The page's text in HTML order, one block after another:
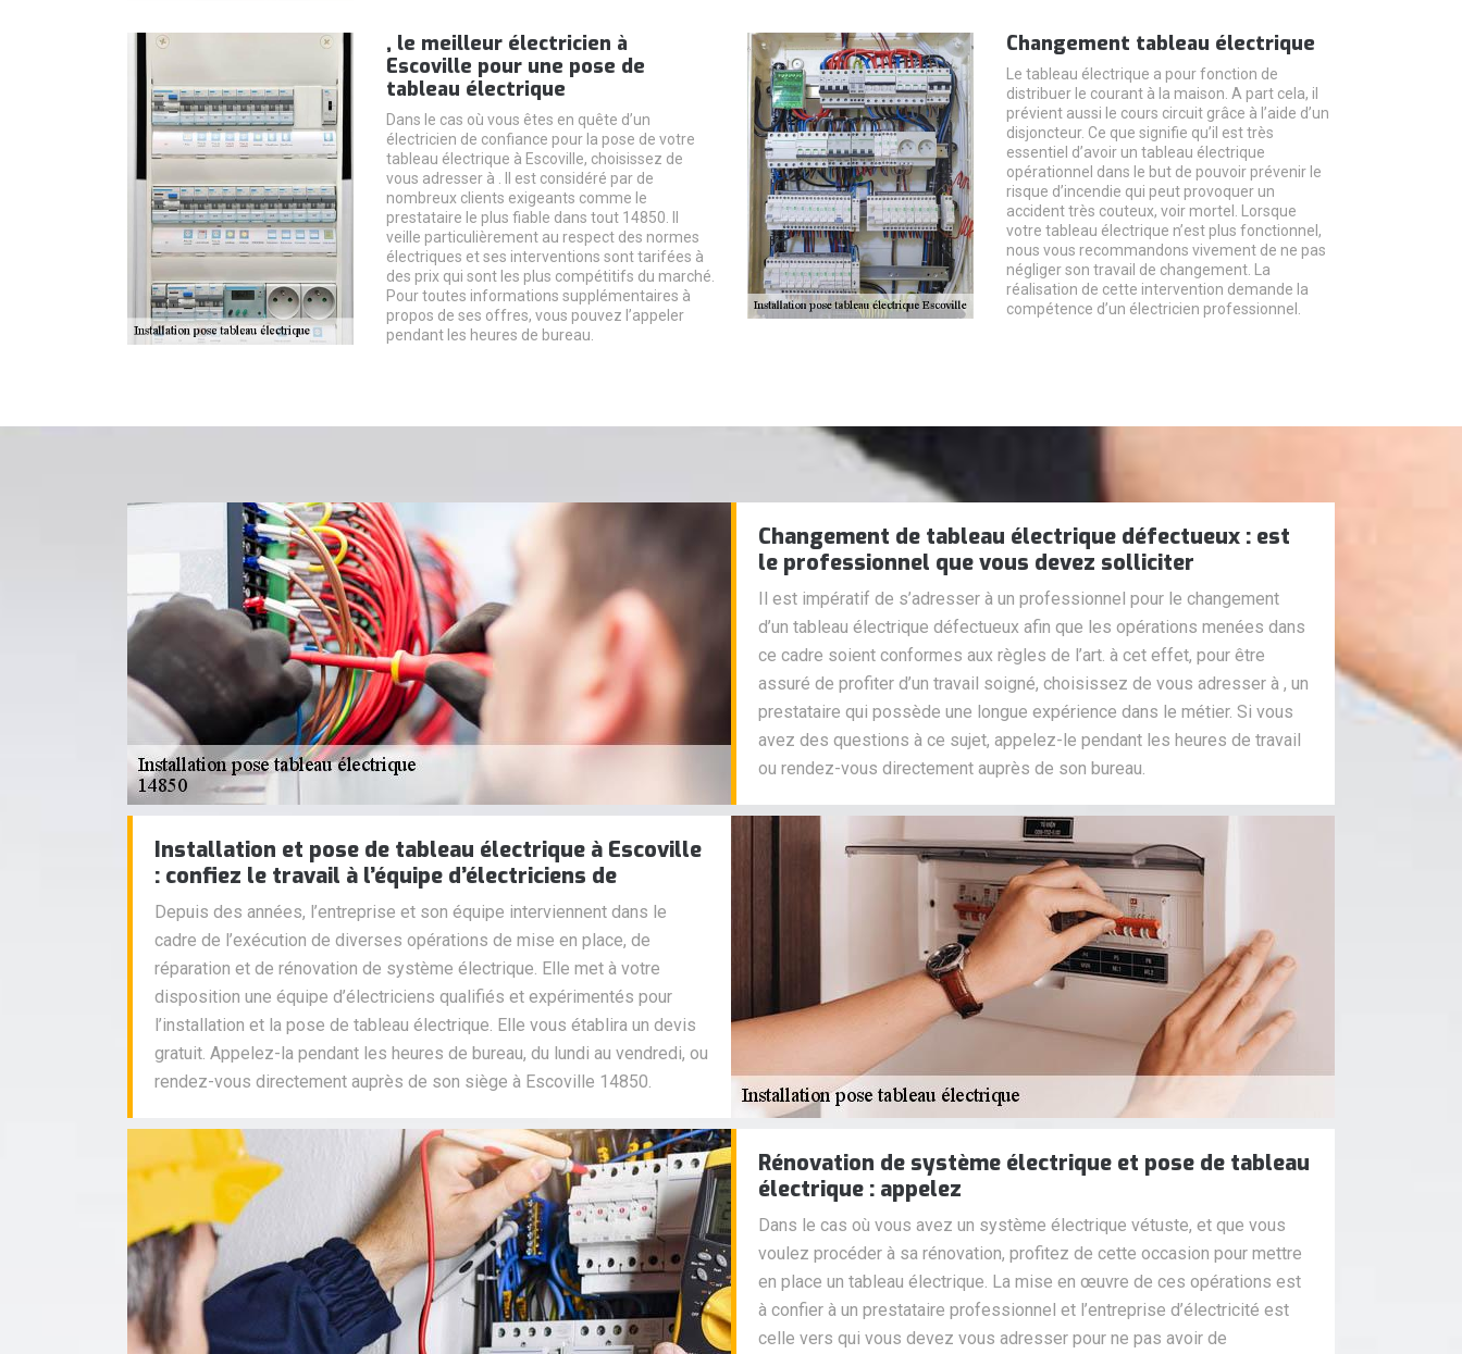
, le meilleur électricien à
Escoville pour une pose de
tableau électrique
Dans le cas où vous êtes en quête d’un
électricien de confiance pour la pose de votre
tableau électrique à Escoville, choisissez de
vous adresser à . Il est considéré par de
nombreux clients exigeants comme le
prestataire le plus fiable dans tout 14850. Il
veille particulièrement au respect des normes
électriques et ses interventions sont tarifées à
des prix qui sont les plus compétitifs du marché.
Pour toutes informations supplémentaires à
propos de ses offres, vous pouvez l’appeler
pendant les heures de bureau.
Changement tableau électrique
Le tableau électrique a pour fonction de
distribuer le courant à la maison. A part cela, il
prévient aussi le cours circuit grâce à l’aide d’un
disjoncteur. Ce que signifie qu’il est très
essentiel d’avoir un tableau électrique
opérationnel dans le but de pouvoir prévenir le
risque d’incendie qui peut provoquer un
accident très couteux, voir mortel. Lorsque
votre tableau électrique n’est plus fonctionnel,
nous vous recommandons vivement de ne pas
négliger son travail de changement. La
réalisation de cette intervention demande la
compétence d’un électricien professionnel.
Changement de tableau électrique défectueux : est
le professionnel que vous devez solliciter
Il est impératif de s’adresser à un professionnel pour le changement
d’un tableau électrique défectueux afin que les opérations menées dans
ce cadre soient conformes aux règles de l’art. à cet effet, pour être
assuré de profiter d’un travail soigné, choisissez de vous adresser à , un
prestataire qui possède une longue expérience dans le métier. Si vous
avez des questions à ce sujet, appelez-le pendant les heures de travail
ou rendez-vous directement auprès de son bureau.
Installation et pose de tableau électrique à Escoville
: confiez le travail à l’équipe d’électriciens de
Depuis des années, l’entreprise et son équipe interviennent dans le
cadre de l’exécution de diverses opérations de mise en place, de
réparation et de rénovation de système électrique. Elle met à votre
disposition une équipe d’électriciens qualifiés et expérimentés pour
l’installation et la pose de tableau électrique. Elle vous établira un devis
gratuit. Appelez-la pendant les heures de bureau, du lundi au vendredi, ou
rendez-vous directement auprès de son siège à Escoville 14850.
Rénovation de système électrique et pose de tableau
électrique : appelez
Dans le cas où vous avez un système électrique vétuste, et que vous
voulez procéder à sa rénovation, profitez de cette occasion pour mettre
en place un tableau électrique. La mise en œuvre de ces opérations est
à confier à un prestataire professionnel et l’entreprise d’électricité est
celle vers qui vous devez vous adresser pour ne pas avoir de